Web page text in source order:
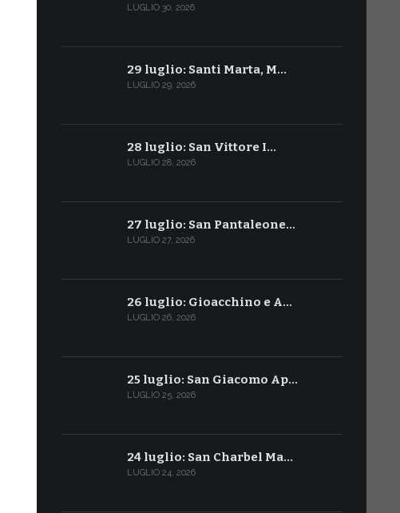
LUGLIO 30, 2026
29 luglio: Santi Marta, M…
LUGLIO 29, 2026
28 luglio: San Vittore I…
LUGLIO 28, 2026
27 luglio: San Pantaleone…
LUGLIO 27, 2026
26 luglio: Gioacchino e A…
LUGLIO 26, 2026
25 luglio: San Giacomo Ap…
LUGLIO 25, 2026
24 luglio: San Charbel Ma…
LUGLIO 24, 2026